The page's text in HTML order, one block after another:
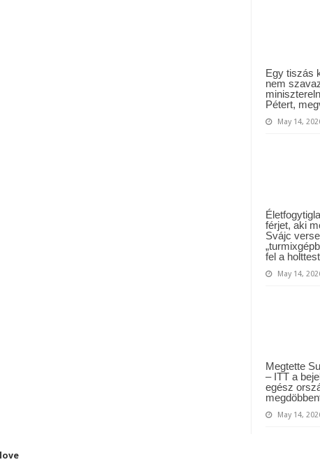
Egy tiszás
nem
Pétert,
May 14,
férjet, aki
Svájc
fel a
May 14,
Megtette
– ITT a
egész
May 14,